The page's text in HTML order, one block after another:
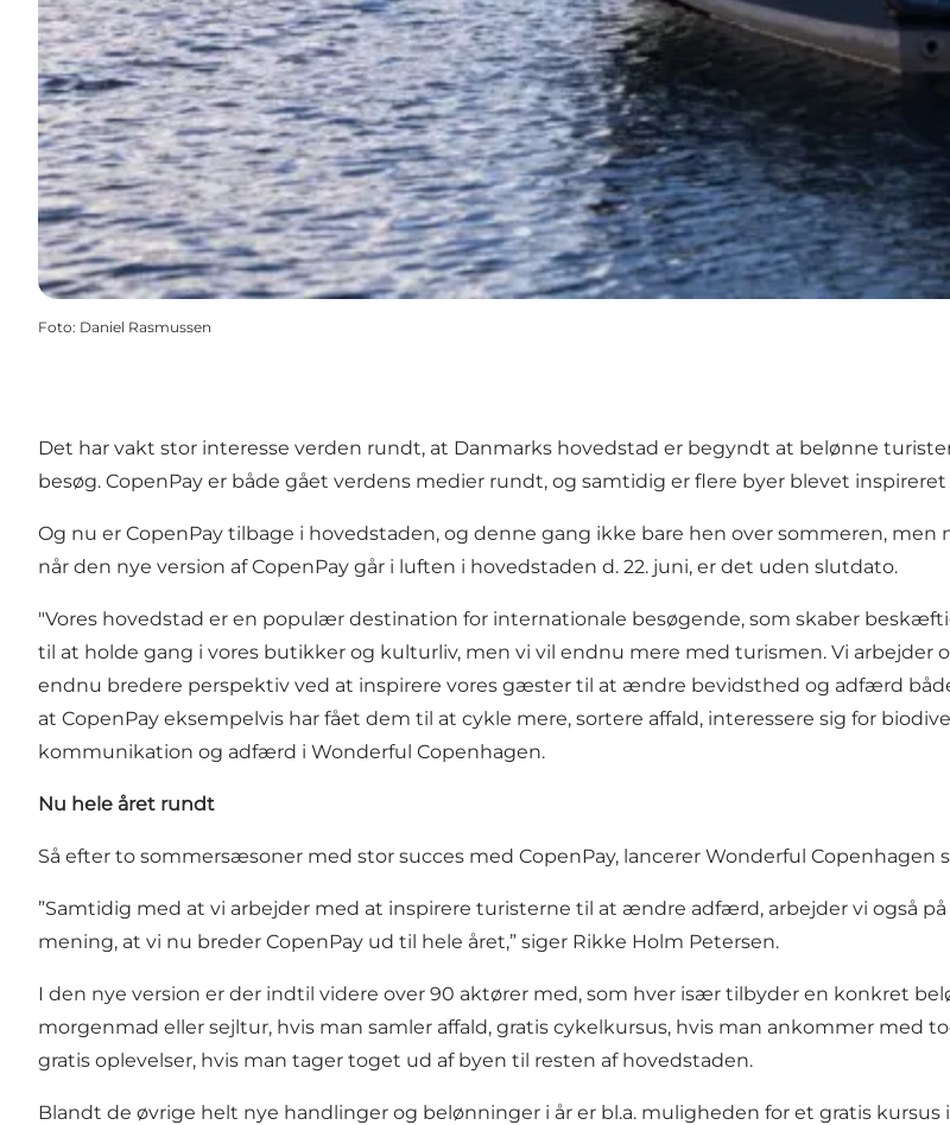
Foto: Daniel Rasmussen
Det har vakt stor interesse verden rundt, at Danmarks hovedstad er begyndt at belønne
besøg. CopenPay er både gået verdens medier rundt, og samtidig er flere byer blevet
Og nu er CopenPay tilbage i hovedstaden, og denne gang ikke bare hen over sommeren,
når den nye version af CopenPay går i luften i hovedstaden d. 22. juni, er det uden slutdato.
"Vores hovedstad er en populær destination for internationale besøgende, som skaber
til at holde gang i vores butikker og kulturliv, men vi vil endnu mere med turismen. Vi
endnu bredere perspektiv ved at inspirere vores gæster til at ændre bevidsthed og adfærd
at CopenPay eksempelvis har fået dem til at cykle mere, sortere affald, interessere sig for
kommunikation og adfærd i Wonderful Copenhagen.
Nu hele året rundt
Så efter to sommersæsoner med stor succes med CopenPay, lancerer Wonderful
”Samtidig med at vi arbejder med at inspirere turisterne til at ændre adfærd, arbejder vi også
mening, at vi nu breder CopenPay ud til hele året,” siger Rikke Holm Petersen.
I den nye version er der indtil videre over 90 aktører med, som hver især tilbyder en konkret
morgenmad eller sejltur, hvis man samler affald, gratis cykelkursus, hvis man ankommer med
gratis oplevelser, hvis man tager toget ud af byen til resten af hovedstaden.
Blandt de øvrige helt nye handlinger og belønninger i år er bl.a. muligheden for et gratis